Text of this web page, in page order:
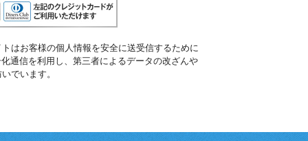
はお客様の個人情報を安全に送受信するために
通信を利用し、第三者によるデータの改ざんや
でいます。